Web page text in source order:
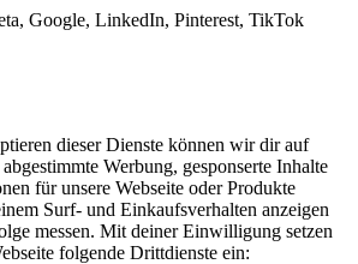
Google, LinkedIn, Pinterest, TikTok
dieser Dienste können wir dir auf
Werbung, gesponserte Inhalte
für unsere Webseite oder Produkte
Surf- und Einkaufsverhalten anzeigen
messen. Mit deiner Einwilligung setzen
folgende Drittdienste ein: